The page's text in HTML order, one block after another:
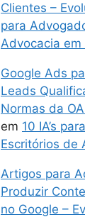
Clientes –
para
Advocacia em
Google Ads
Leads
Normas da
em 10 IA’s
Escritórios de
Artigos para
Produzir
no Google –